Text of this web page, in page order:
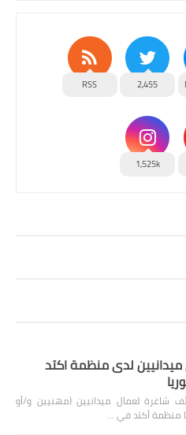
2,455
RSS
1,525k
لدى منظمة اكتد
شاغرة لعمال ميدانيين (مهنيين و/أو
منظمة أكتد في …